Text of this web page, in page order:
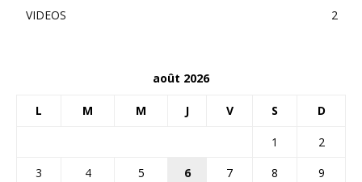
VIDEOS
2
août 2026
L M M J V S D
1
2
3
4 5 6 7 8
9